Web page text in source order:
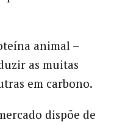
animal –
as muitas
em carbono.
dispõe de